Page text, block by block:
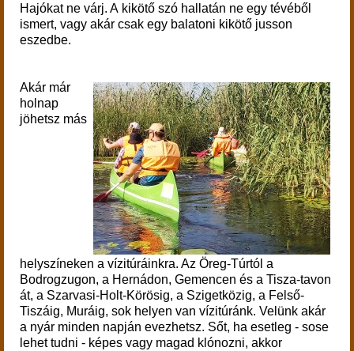
Hajókat ne várj. A kikötő szó hallatán ne egy tévéből
ismert, vagy akár csak egy balatoni kikötő jusson
eszedbe.
Akár már
holnap
jöhetsz más
helyszíneken a vízitúráinkra. Az Öreg-Túrtól a
Bodrogzugon, a Hernádon, Gemencen és a Tisza-tavon
át, a Szarvasi-Holt-Körösig, a Szigetközig, a Felső-
Tiszáig, Muráig, sok helyen van vízitúránk. Velünk akár
a nyár minden napján evezhetsz. Sőt, ha esetleg - sose
lehet tudni - képes vagy magad klónozni, akkor